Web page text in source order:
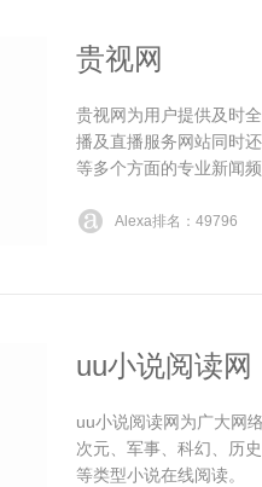
贵视网
贵视网为用户提供及时
播及直播服务网站同时
等多个方面的专业新闻
Alexa排名：49796
uu小说阅读网
uu小说阅读网为广大网
次元、军事、科幻、历
等类型小说在线阅读。